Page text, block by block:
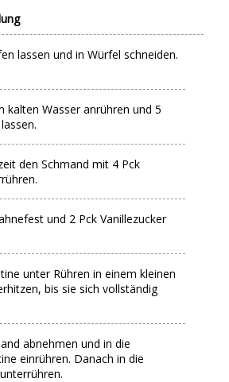
lassen und in Würfel schneiden.
kalten Wasser anrühren und 5
den Schmand mit 4 Pck
und 2 Pck Vanillezucker
unter Rühren in einem kleinen
bis sie sich vollständig
abnehmen und in die
einrühren. Danach in die